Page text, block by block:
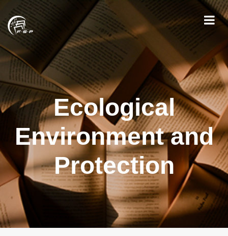
Ecological
Environment and
Protection